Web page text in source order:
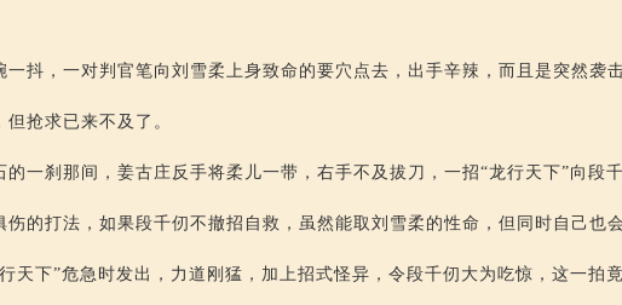
一抖，一对判官笔向刘雪柔上身致命的要穴点去，出手辛辣，而且是突然袭击
抢求已来不及了。
的一刹那间，姜古庄反手将柔儿一带，右手不及拔刀，一招“龙行天下”向段
伤的打法，如果段千仞不撤招自救，虽然能取刘雪柔的性命，但同时自己也
天下”危急时发出，力道刚猛，加上招式怪异，令段千仞大为吃惊，这一拍